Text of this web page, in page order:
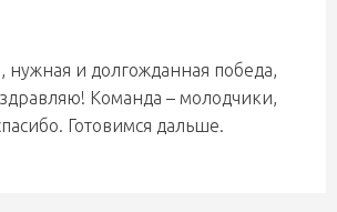
нужная и долгожданная победа,
Команда – молодчики,
Готовимся дальше.